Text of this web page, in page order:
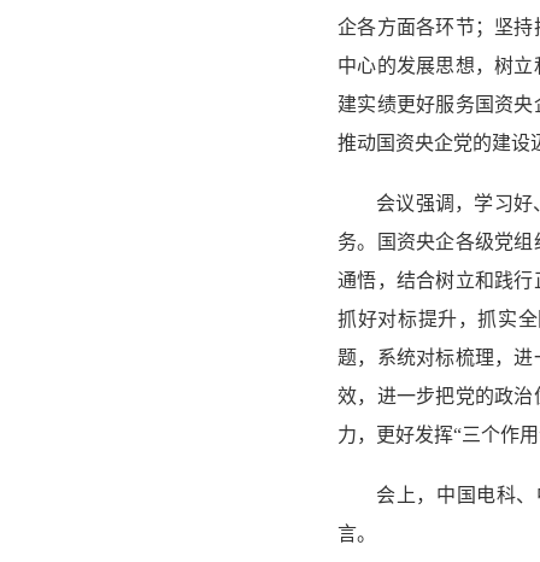
企各方面各环节；坚
中心的发展思想，树
建实绩更好服务国资
推动国资央企党的建设
会议强调，学习
务。国资央企各级党
通悟，结合树立和践
抓好对标提升，抓实
题，系统对标梳理，
效，进一步把党的政
力，更好发挥“三个作
会上，中国电科
言。